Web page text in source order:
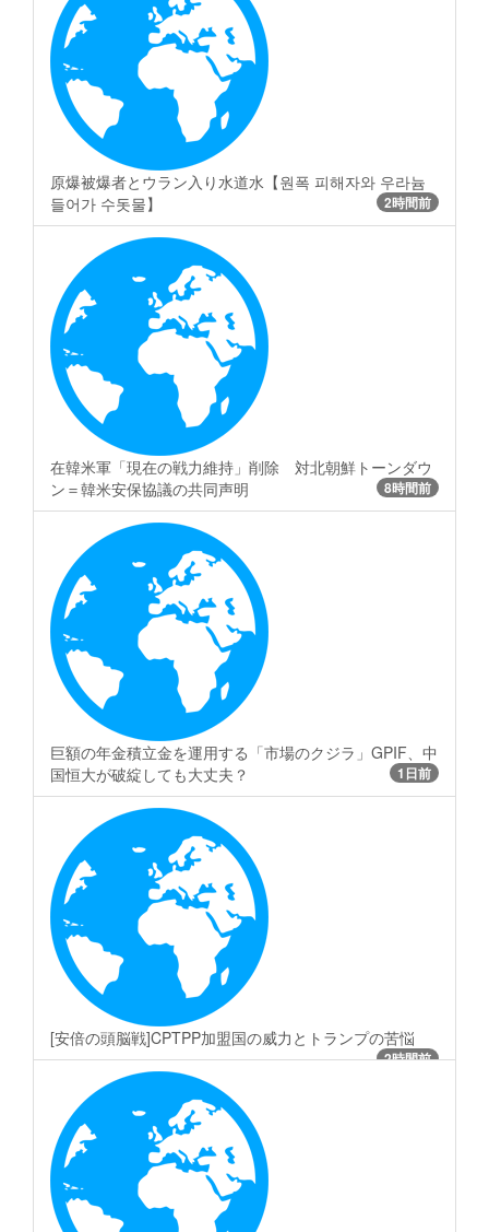
原爆被爆者とウラン入り水道水【원폭 피해자와 우라늄
들어가 수돗물】
2時間前
在韓米軍「現在の戦力維持」削除 対北朝鮮トーンダウ
ン＝韓米安保協議の共同声明
8時間前
巨額の年金積立金を運用する「市場のクジラ」GPIF、中
国恒大が破綻しても大丈夫？
1日前
[安倍の頭脳戦]CPTPP加盟国の威力とトランプの苦悩
2時間前